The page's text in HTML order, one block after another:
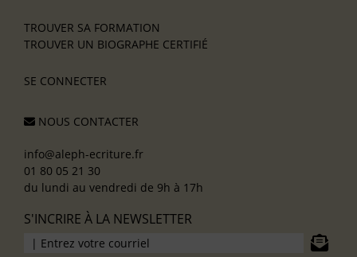
TROUVER SA FORMATION
TROUVER UN BIOGRAPHE CERTIFIÉ
SE CONNECTER
NOUS CONTACTER
info@aleph-ecriture.fr
01 80 05 21 30
du lundi au vendredi de 9h à 17h
S'INCRIRE À LA NEWSLETTER